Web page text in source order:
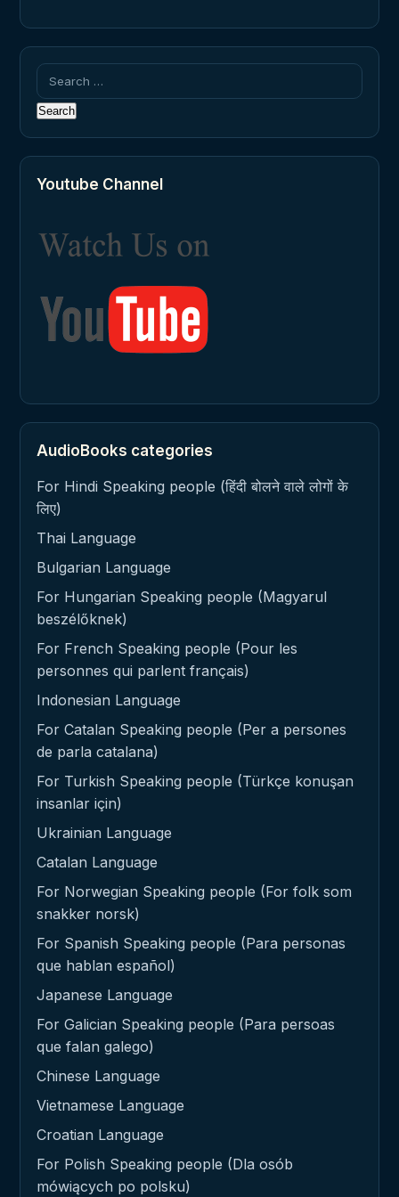
Search
for:
Youtube Channel
AudioBooks categories
For Hindi Speaking people (हिंदी बोलने वाले लोगों के
लिए)
Thai Language
Bulgarian Language
For Hungarian Speaking people (Magyarul
beszélőknek)
For French Speaking people (Pour les
personnes qui parlent français)
Indonesian Language
For Catalan Speaking people (Per a persones
de parla catalana)
For Turkish Speaking people (Türkçe konuşan
insanlar için)
Ukrainian Language
Catalan Language
For Norwegian Speaking people (For folk som
snakker norsk)
For Spanish Speaking people (Para personas
que hablan español)
Japanese Language
For Galician Speaking people (Para persoas
que falan galego)
Chinese Language
Vietnamese Language
Croatian Language
For Polish Speaking people (Dla osób
mówiących po polsku)